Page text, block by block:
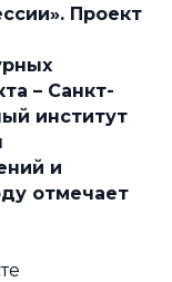
Проект
– Санкт-
институт
и
отмечает